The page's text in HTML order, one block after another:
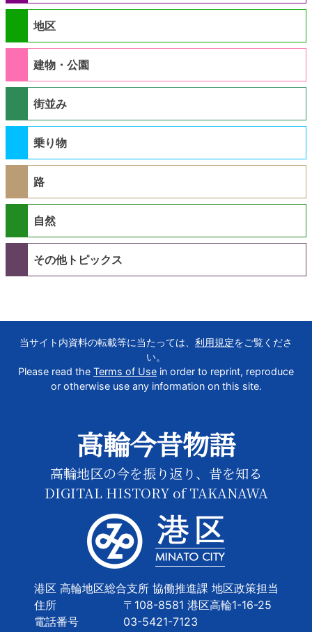
地区
建物・公園
街並み
乗り物
路
自然
その他トピックス
当サイト内資料の転載等に当たっては、 利用規定をご覧くださ
い。
Please read the Terms of Use in order to reprint, reproduce
or otherwise use any information on this site.
高輪今昔物語
高輪地区の今を振り返り、昔を知る
DIGITAL HISTORY of TAKANAWA
港区 高輪地区総合支所 協働推進課 地区政策担当
住所
〒108-8581 港区高輪1-16-25
電話番号
03-5421-7123